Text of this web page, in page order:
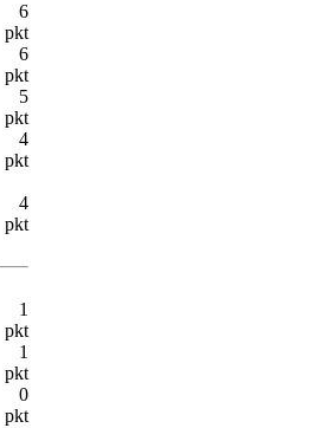
6
pkt
6
pkt
5
pkt
4
pkt
4
pkt
1
pkt
1
pkt
0
pkt